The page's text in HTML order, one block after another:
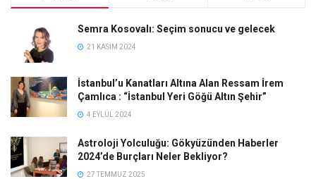
Semra Kosovalı: Seçim sonucu ve gelecek
21 KASIM 2024
İstanbul’u Kanatları Altına Alan Ressam İrem
Çamlıca : “İstanbul Yeri Göğü Altın Şehir”
4 EYLÜL 2024
Astroloji Yolculuğu: Gökyüzünden Haberler
2024’de Burçları Neler Bekliyor?
27 TEMMUZ 2025